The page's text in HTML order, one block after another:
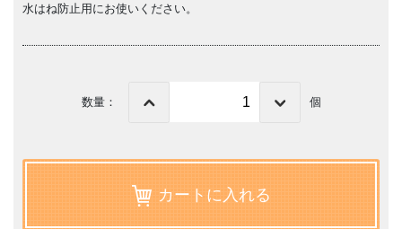
水はね防止用にお使いください。
数量： 個
カートに入れる